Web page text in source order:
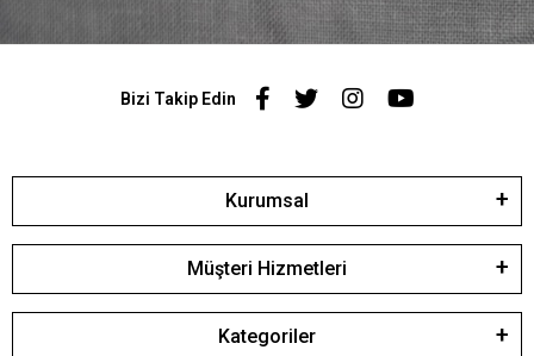
Bizi Takip Edin
Kurumsal
Müşteri Hizmetleri
Kategoriler